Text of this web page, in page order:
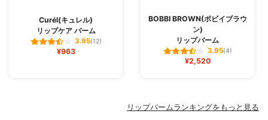
Curél(キュレル)
リップケア バーム
3.95(12)
¥963
BOBBI BROWN(ボビイブラウ
ン)
リップバーム
3.95(4)
¥2,520
リップバームランキングをもっと見る